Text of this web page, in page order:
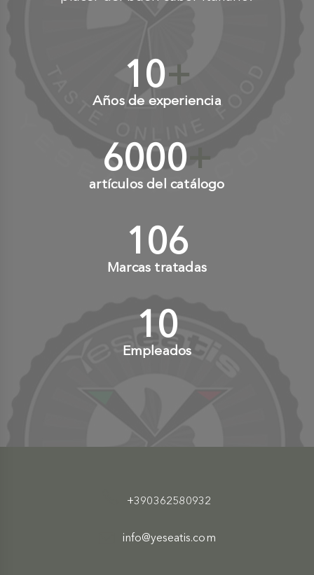
10+
Años de experiencia
6000+
artículos del catálogo
110+
Marcas tratadas
10+
Empleados
+390362580932
info@yeseatis.com